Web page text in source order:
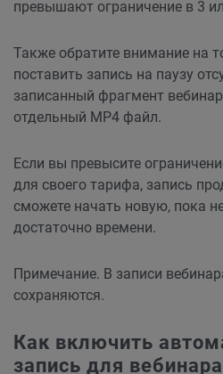
превышают ограничение в 3
Также обратите внимание на
поставить запись на паузу
записанный фрагмент
отдельный MP4 файл.
Если вы превысите
для своего тарифа, запись
сможете начать новую, пока
достаточно времени.
Примечание. В записи
сохраняются.
Как включить
запись для вебинара